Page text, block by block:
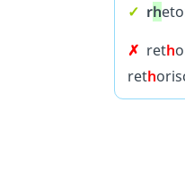
✓ rh
✗ reth
reth